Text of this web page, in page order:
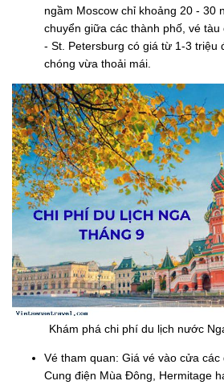
ngầm Moscow chỉ khoảng 20 - 30
chuyển giữa các thành phố, vé
- St. Petersburg có giá từ 1-3 triệu
chóng vừa thoải mái.
Khám phá chi phí du lịch nước
Vé tham quan: Giá vé vào cửa
Cung điện Mùa Đông, Hermitage